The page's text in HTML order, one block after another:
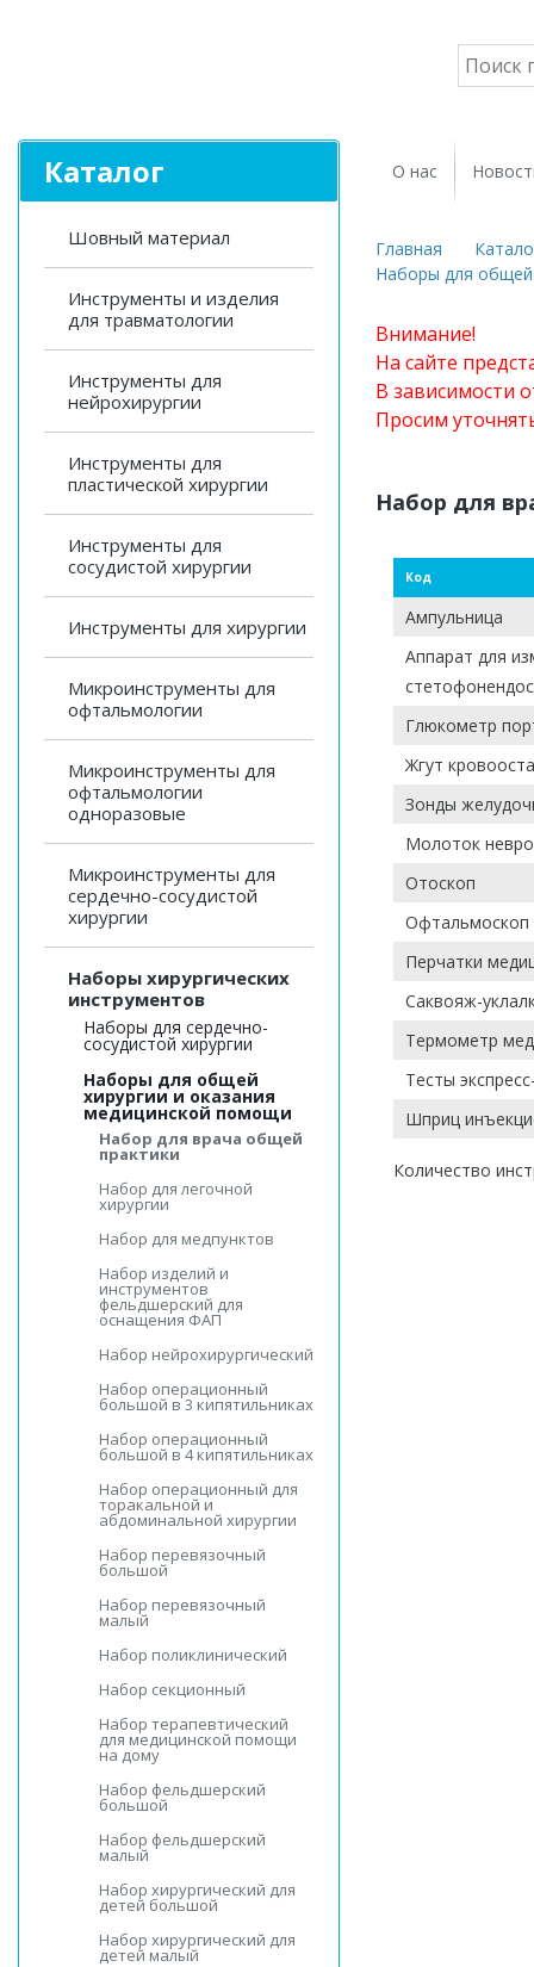
Каталог
Шовный материал
Инструменты и изделия
для травматологии
Инструменты для
нейрохирургии
Инструменты для
пластической хирургии
Инструменты для
сосудистой хирургии
Инструменты для хирургии
Микроинструменты для
офтальмологии
Микроинструменты для
офтальмологии
одноразовые
Микроинструменты для
сердечно-сосудистой
хирургии
Наборы хирургических
инструментов
Наборы для сердечно-
сосудистой хирургии
Наборы для общей
хирургии и оказания
медицинской помощи
Набор для врача общей
практики
Набор для легочной
хирургии
Набор для медпунктов
Набор изделий и
инструментов
фельдшерский для
оснащения ФАП
Набор нейрохирургический
Набор операционный
большой в 3 кипятильниках
Набор операционный
большой в 4 кипятильниках
Набор операционный для
торакальной и
абдоминальной хирургии
Набор перевязочный
большой
Набор перевязочный
малый
Набор поликлинический
Набор секционный
Набор терапевтический
для медицинской помощи
на дому
Набор фельдшерский
большой
Набор фельдшерский
малый
Набор хирургический для
детей большой
Набор хирургический для
детей малый
О нас
Главная
Наборы для общей
Внимание!
На сайте
В зависимости
Просим
Набор для
Код
Ампульница
Аппарат для
Глюкометр
Жгут
Зонды
Молоток
Отоскоп
Офтальмоскоп
Перчатки
Саквояж-
Термометр
Тесты
Шприц
Количество